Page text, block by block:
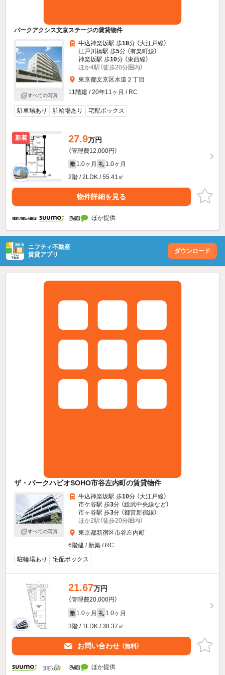
パークアクシス文京ステージの賃貸物件
すべての写真
牛込神楽坂駅 歩18分 （大江戸線）
江戸川橋駅 歩5分 （有楽町線）
神楽坂駅 歩10分 （東西線）
ほか4駅（徒歩20分圏内）
東京都文京区水道２丁目
11階建 / 20年11ヶ月 / RC
駐車場あり 駐輪場あり 宅配ボックス
新着 27.9万円
（管理費12,000円）
敷 1.0ヶ月 礼 1.0ヶ月
2階 / 2LDK / 55.41㎡
物件詳細を見る
ほか提供
ニフティ不動産
賃貸アプリ
ダウンロード
ザ・パークハビオSOHO市谷左内町の賃貸物件
すべての写真
牛込神楽坂駅 歩10分 （大江戸線）
市ケ谷駅 歩3分 （総武中央線など）
市ヶ谷駅 歩3分 （都営新宿線）
ほか2駅（徒歩20分圏内）
東京都新宿区市谷左内町
6階建 / 新築 / RC
駐輪場あり
宅配ボックス
21.67万円
（管理費20,000円）
敷 1.0ヶ月 礼 1.0ヶ月
3階 / 1LDK / 38.37㎡
お問い合わせ （無料）
ほか提供